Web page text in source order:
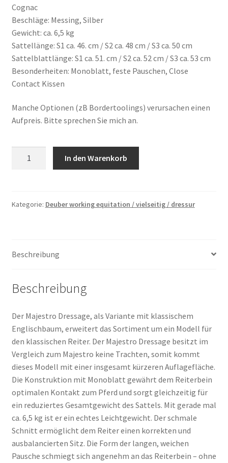
Cognac
Beschläge: Messing, Silber
Gewicht: ca. 6,5 kg
Sattellänge: S1 ca. 46. cm / S2 ca. 48 cm / S3 ca. 50 cm
Sattelblattlänge: S1 ca. 51. cm / S2 ca. 52 cm / S3 ca. 53 cm
Besonderheiten: Monoblatt, feste Pauschen, Close
Contact Kissen
Manche Optionen (zB Bordertoolings) verursachen einen
Aufpreis. Bitte sprechen Sie mich an.
Menge
In den Warenkorb
Kategorie: Deuber working equitation / vielseitig / dressur
Beschreibung
Beschreibung
Der Majestro Dressage, als Variante mit klassischem
Englischbaum, erweitert das Sortiment um ein Modell für
den klassischen Reiter. Der Majestro Dressage besitzt im
Vergleich zum Majestro keine Trachten, somit kommt
dieses Modell mit einer insgesamt kürzeren Auflagefläche.
Die Konstruktion mit Monoblatt gewährt dem Reiterbein
optimalen Kontakt zum Pferd und sorgt gleichzeitig für
ein reduziertes Gesamtgewicht des Sattels. Mit gerade mal
ca. 6,5 kg ist er ein echtes Leichtgewicht. Der schmale
Schnitt ermöglicht dem Reiter einen korrekten und
ausbalancierten Sitz. Die Form der langen, weichen
Pausche schmiegt sich angenehm an das Reiterbein – ohne